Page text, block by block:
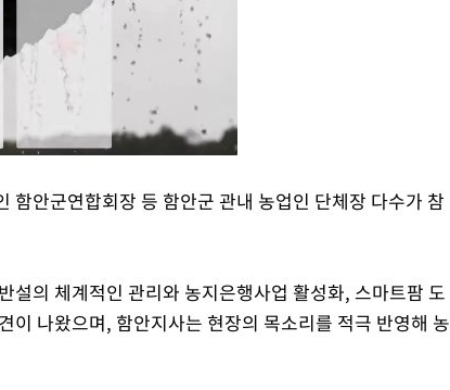
함안군연합회장 등 함안군 관내 농업인 단체장 다수가 참
설의 체계적인 관리와 농지은행사업 활성화, 스마트팜 도
이 나왔으며, 함안지사는 현장의 목소리를 적극 반영해 농